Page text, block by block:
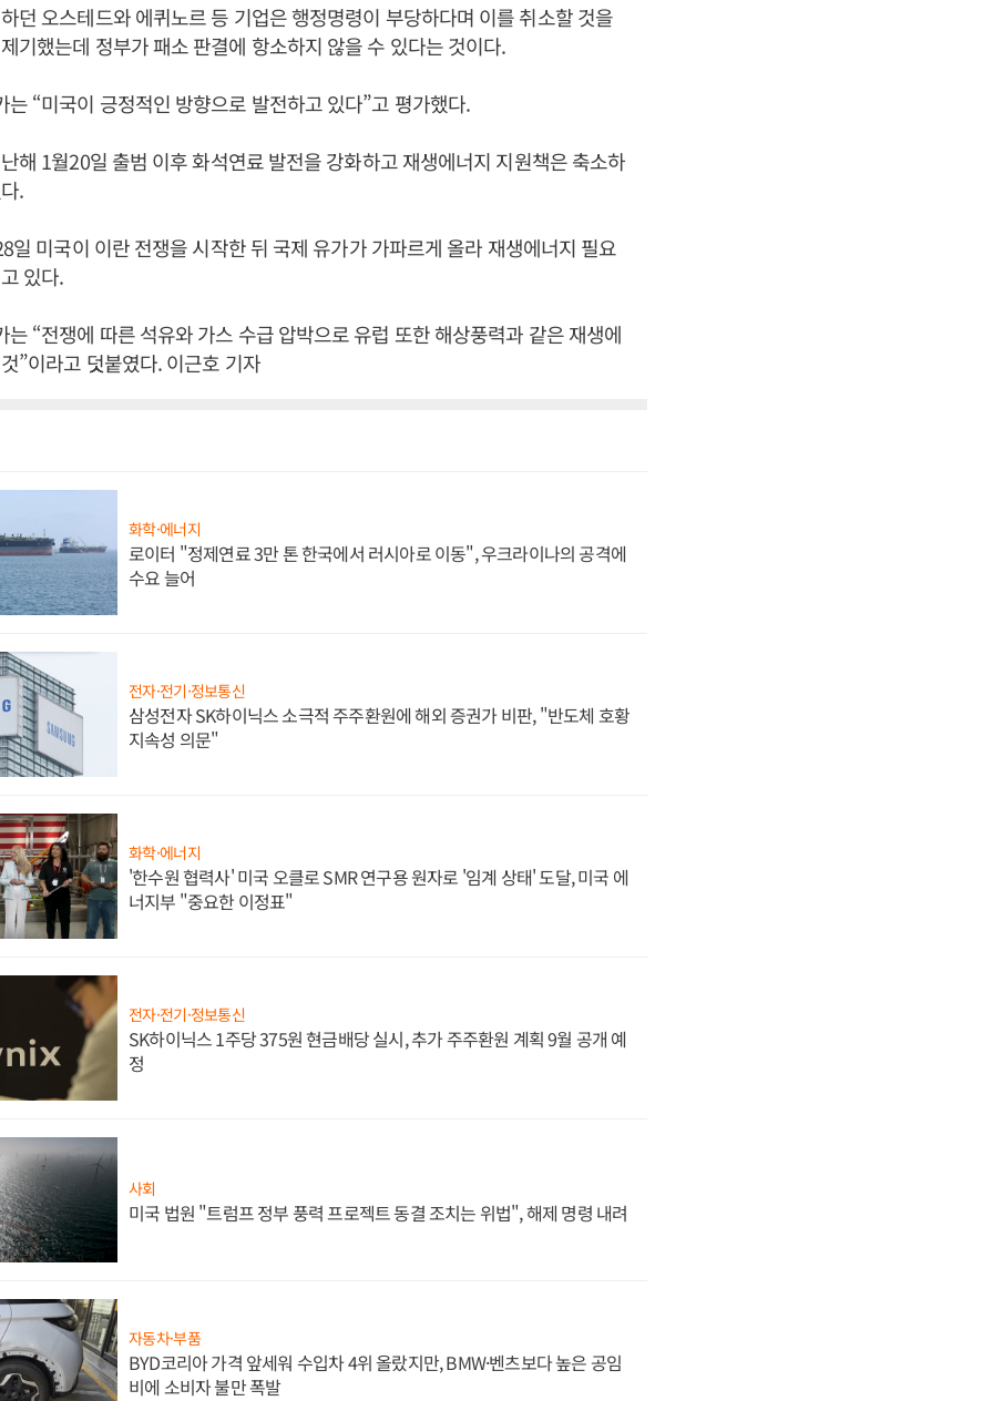
던 오스테드와 에퀴노르 등 기업은 행정명령이 부당하다며 이를 취소할 것을
기했는데 정부가 패소 판결에 항소하지 않을 수 있다는 것이다.
는 “미국이 긍정적인 방향으로 발전하고 있다”고 평가했다.
해 1월20일 출범 이후 화석연료 발전을 강화하고 재생에너지 지원책은 축소하
.
일 미국이 이란 전쟁을 시작한 뒤 국제 유가가 가파르게 올라 재생에너지 필요
있다.
는 “전쟁에 따른 석유와 가스 수급 압박으로 유럽 또한 해상풍력과 같은 재생에
”이라고 덧붙였다. 이근호 기자
화학·에너지
로이터 "정제연료 3만 톤 한국에서 러시아로 이동", 우크라이나의 공격에
수요 늘어
전자·전기·정보통신
삼성전자 SK하이닉스 소극적 주주환원에 해외 증권가 비판, "반도체 호황
지속성 의문"
화학·에너지
'한수원 협력사' 미국 오클로 SMR 연구용 원자로 '임계 상태' 도달, 미국 에
너지부 "중요한 이정표"
전자·전기·정보통신
SK하이닉스 1주당 375원 현금배당 실시, 추가 주주환원 계획 9월 공개 예
정
사회
미국 법원 "트럼프 정부 풍력 프로젝트 동결 조치는 위법", 해제 명령 내려
자동차·부품
BYD코리아 가격 앞세워 수입차 4위 올랐지만, BMW·벤츠보다 높은 공임
비에 소비자 불만 폭발